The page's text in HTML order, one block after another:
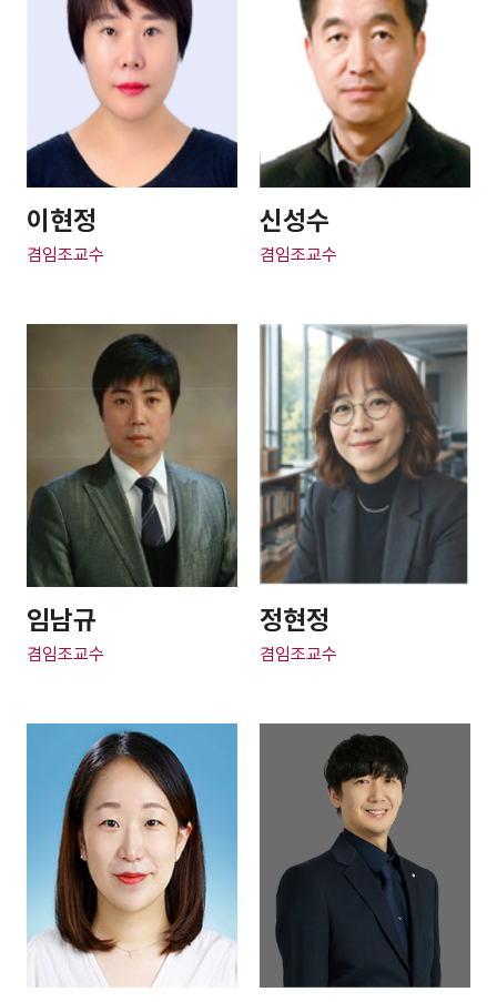
이현정
겸임조교수
신성수
겸임조교수
임남규
겸임조교수
정현정
겸임조교수